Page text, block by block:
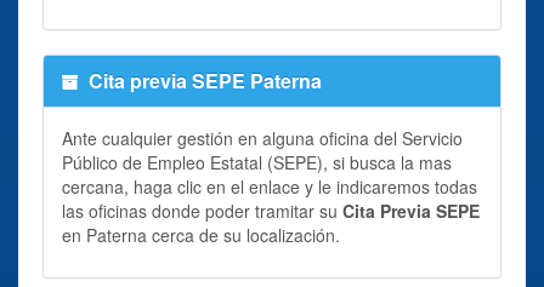
Cita previa SEPE Paterna
Ante cualquier gestión en alguna oficina del Servicio
Público de Empleo Estatal (SEPE), si busca la mas
cercana, haga clic en el enlace y le indicaremos todas
las oficinas donde poder tramitar su Cita Previa SEPE
en Paterna cerca de su localización.